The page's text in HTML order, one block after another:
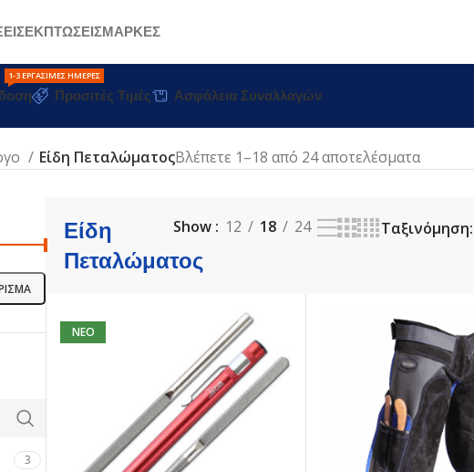
ΕΚΠΤΩΣΕΙΣΜΑΡΚΕΣ
1-3 ΕΡΓΆΣΙΜΕΣ ΗΜΈΡΕΣ
Προσιτές Τιμές Ασφάλεια Συναλλαγών
Είδη ΠεταλώματοςΒλέπετε 1–18 από 24 αποτελέσματα
3
Είδη
Πεταλώματος
Show 12 18 24
NEO